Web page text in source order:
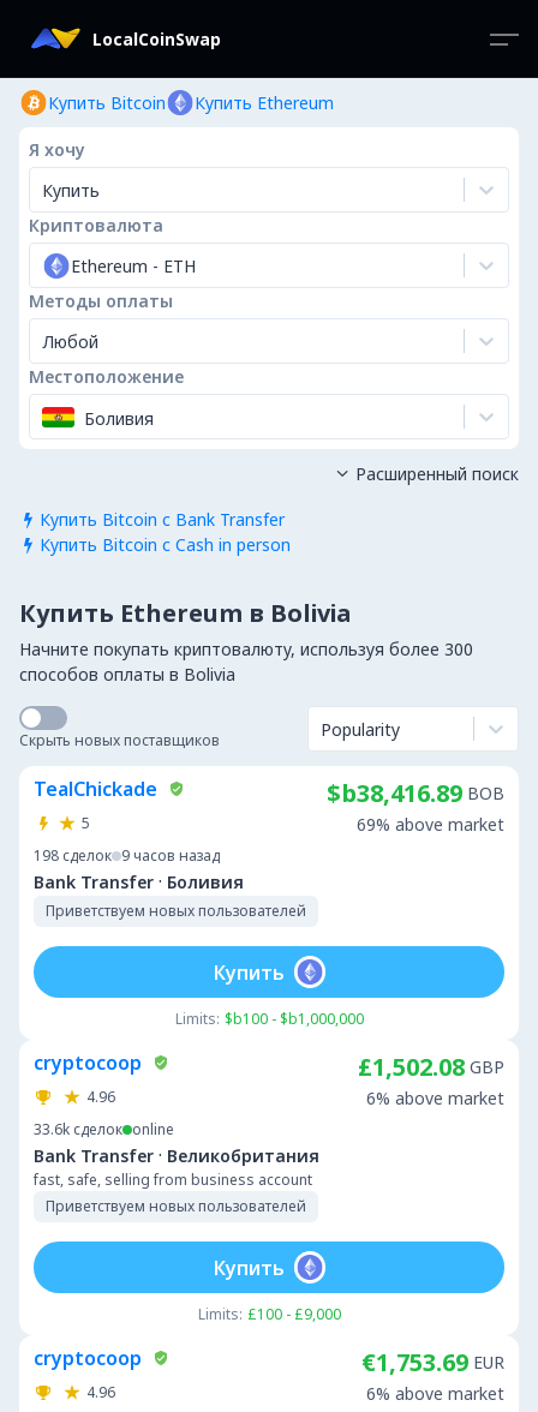
LocalCoinSwap
Купить Bitcoin Купить Ethereum
Я хочу
Купить
Криптовалюта
Ethereum - ETH
Методы оплаты
Любой
Местоположение
Боливия
 Купить Bitcoin с Bank Transfer
 Купить Bitcoin с Cash in person
 Расширенный поиск
Купить Ethereum в Bolivia
Начните покупать криптовалюту, используя более 300
способов оплаты в Bolivia
Скрыть новых поставщиков Popularity
TealChickade
5
198 сделок 9 часов назад
Bank Transfer · Боливия
Приветствуем новых пользователей
$b38,416.89 BOB
69% above market
Limits: $b100 - $b1,000,000
Купить
cryptocoop
4.96
33.6k сделок online
Bank Transfer · Великобритания
fast, safe, selling from business account
Приветствуем новых пользователей
£1,502.08 GBP
6% above market
Limits: £100 - £9,000
Купить
cryptocoop
4.96
€1,753.69 EUR
6% above market